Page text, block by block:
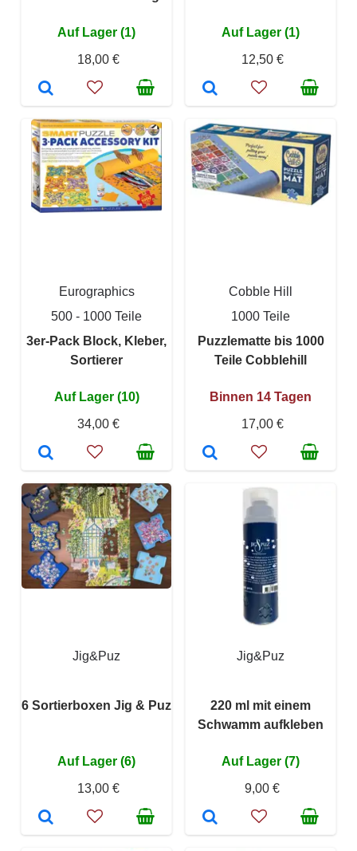
Auf Lager (1)
18,00 €
Auf Lager (1)
12,50 €
Eurographics
500 - 1000 Teile
3er-Pack Block, Kleber,
Sortierer
Auf Lager (10)
34,00 €
Cobble Hill
1000 Teile
Puzzlematte bis 1000
Teile Cobblehill
Binnen 14 Tagen
17,00 €
Jig&Puz
6 Sortierboxen Jig & Puz
Auf Lager (6)
13,00 €
Jig&Puz
220 ml mit einem
Schwamm aufkleben
Auf Lager (7)
9,00 €